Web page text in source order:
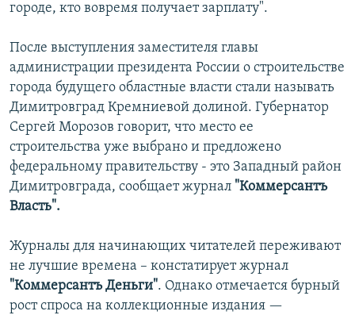
городе, кто вовремя получает зарплату".
После выступления заместителя главы
администрации президента России о строительстве
города будущего областные власти стали называть
Димитровград Кремниевой долиной. Губернатор
Сергей Морозов говорит, что место ее
строительства уже выбрано и предложено
федеральному правительству - это Западный район
Димитровграда, сообщает журнал "Коммерсантъ
Власть".
Журналы для начинающих читателей переживают
не лучшие времена – констатирует журнал
"Коммерсантъ Деньги". Однако отмечается бурный
рост спроса на коллекционные издания —